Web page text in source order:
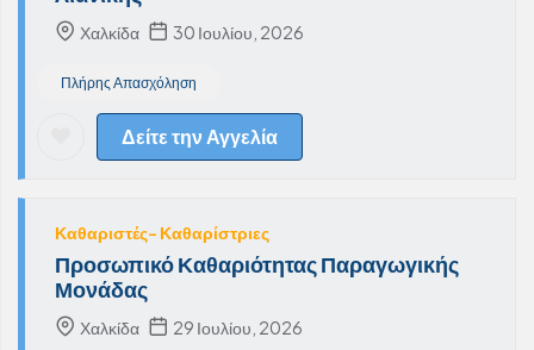
Χαλκίδα 30 Ιουλίου, 2026
Πλήρης Απασχόληση
Δείτε την Αγγελία
Καθαριστές- Καθαρίστριες
Προσωπικό Καθαριότητας Παραγωγικής
Μονάδας
Χαλκίδα 29 Ιουλίου, 2026